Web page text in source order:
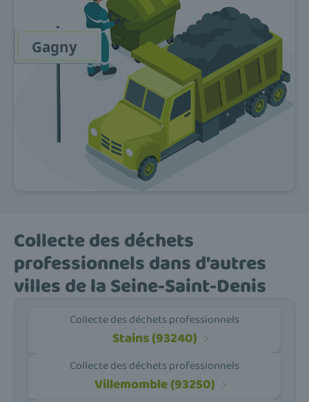
Collecte des déchets
professionnels dans d'autres
villes de la Seine-Saint-Denis
Collecte des déchets professionnels
Stains (93240)
Collecte des déchets professionnels
Villemomble (93250)